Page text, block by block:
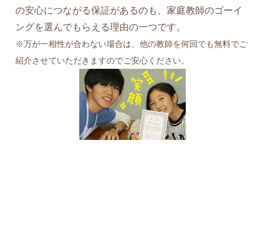
の安心につながる保証があるのも、家庭教師のゴーイ
ングを選んでもらえる理由の一つです。
※万が一相性が合わない場合は、他の教師を何回でも無料でご
紹介させていただきますのでご安心ください。